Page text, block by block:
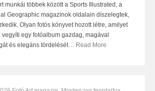
munkái többek között a Sports Illustrated, a
Geographic magazinok oldalain díszelegtek,
Olyan fotós könyvet hozott létre, amilyet
vegyíti egy fotóalbum gazdag, magával
és elegáns tördelését… Read More